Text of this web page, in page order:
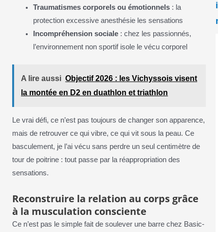
Traumatismes corporels ou émotionnels : la
protection excessive anesthésie les sensations
Incompréhension sociale : chez les passionnés,
l’environnement non sportif isole le vécu corporel
A lire aussi Objectif 2026 : les Vichyssois visent
la montée en D2 en duathlon et triathlon
Le vrai défi, ce n’est pas toujours de changer son apparence,
mais de retrouver ce qui vibre, ce qui vit sous la peau. Ce
basculement, je l’ai vécu sans perdre un seul centimètre de
tour de poitrine : tout passe par la réappropriation des
sensations.
Reconstruire la relation au corps grâce
à la musculation consciente
Ce n’est pas le simple fait de soulever une barre chez Basic-